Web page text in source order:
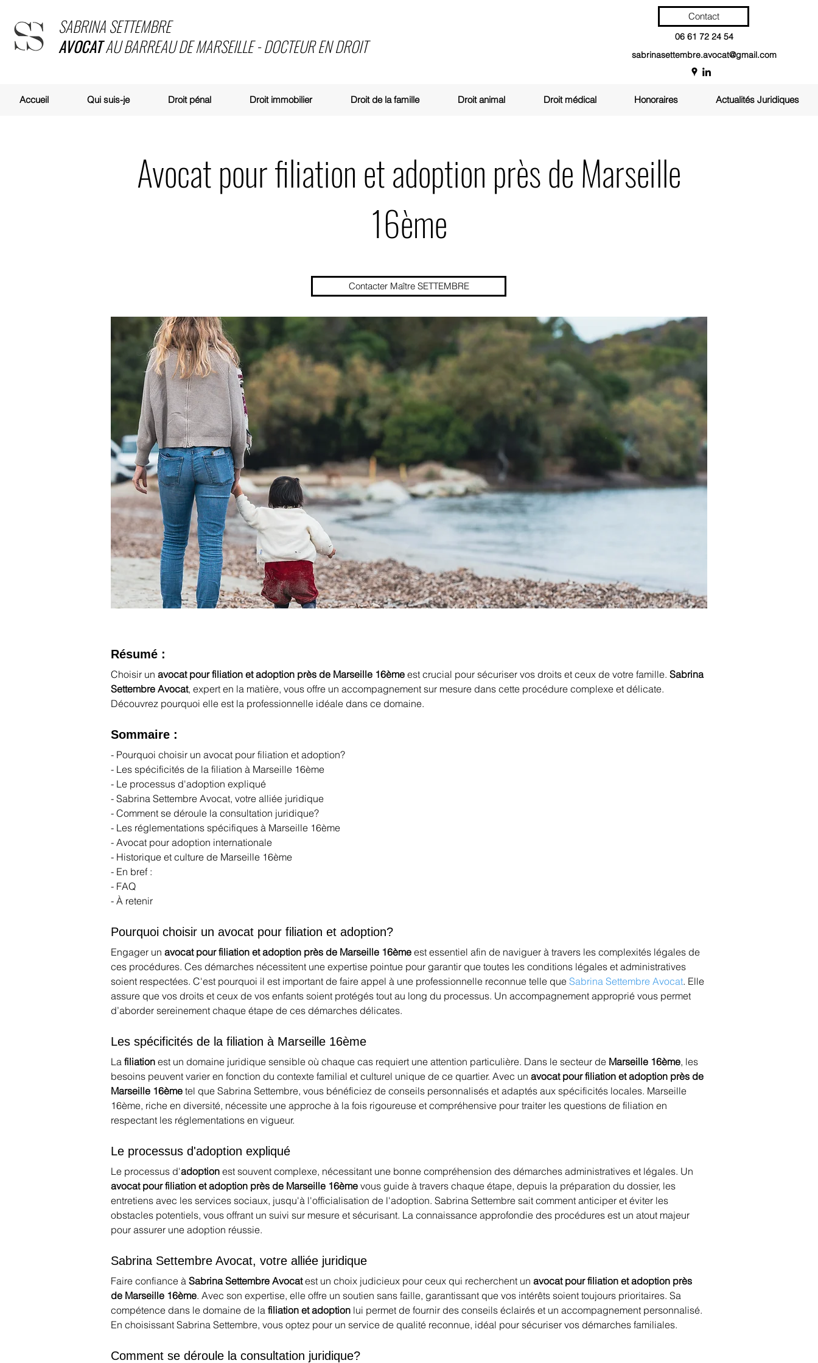
SABRINA SETTEMBRE
AVOCATAU BARREAU DE MARSEILLE - DOCTEUR EN DROIT
Contact
06 61 72 24 54
sabrinasettembre.avocat@gmail.com
Accueil Qui suis-je Droit pénal Droit immobilier Droit de la famille Droit animal Droit médical Honoraires Actualités Juridiques
Avocat pour filiation et adoption près de Marseille
16ème
Contacter Maître SETTEMBRE
Résumé :
Choisir un avocat pour filiation et adoption près de Marseille 16ème est crucial pour sécuriser vos droits et ceux de votre famille. Sabrina
Settembre Avocat, expert en la matière, vous offre un accompagnement sur mesure dans cette procédure complexe et délicate.
Découvrez pourquoi elle est la professionnelle idéale dans ce domaine.
Sommaire :
- Pourquoi choisir un avocat pour filiation et adoption?
- Les spécificités de la filiation à Marseille 16ème
- Le processus d'adoption expliqué
- Sabrina Settembre Avocat, votre alliée juridique
- Comment se déroule la consultation juridique?
- Les réglementations spécifiques à Marseille 16ème
- Avocat pour adoption internationale
- Historique et culture de Marseille 16ème
- En bref :
- FAQ
- À retenir
Pourquoi choisir un avocat pour filiation et adoption?
Engager un avocat pour filiation et adoption près de Marseille 16ème est essentiel afin de naviguer à travers les complexités légales de
ces procédures. Ces démarches nécessitent une expertise pointue pour garantir que toutes les conditions légales et administratives
soient respectées. C'est pourquoi il est important de faire appel à une professionnelle reconnue telle que Sabrina Settembre Avocat. Elle
assure que vos droits et ceux de vos enfants soient protégés tout au long du processus. Un accompagnement approprié vous permet
d’aborder sereinement chaque étape de ces démarches délicates.
Les spécificités de la filiation à Marseille 16ème
La filiation est un domaine juridique sensible où chaque cas requiert une attention particulière. Dans le secteur de Marseille 16ème, les
besoins peuvent varier en fonction du contexte familial et culturel unique de ce quartier. Avec un avocat pour filiation et adoption près de
Marseille 16ème tel que Sabrina Settembre, vous bénéficiez de conseils personnalisés et adaptés aux spécificités locales. Marseille
16ème, riche en diversité, nécessite une approche à la fois rigoureuse et compréhensive pour traiter les questions de filiation en
respectant les réglementations en vigueur.
Le processus d'adoption expliqué
Le processus d'adoption est souvent complexe, nécessitant une bonne compréhension des démarches administratives et légales. Un
avocat pour filiation et adoption près de Marseille 16ème vous guide à travers chaque étape, depuis la préparation du dossier, les
entretiens avec les services sociaux, jusqu'à l'officialisation de l'adoption. Sabrina Settembre sait comment anticiper et éviter les
obstacles potentiels, vous offrant un suivi sur mesure et sécurisant. La connaissance approfondie des procédures est un atout majeur
pour assurer une adoption réussie.
Sabrina Settembre Avocat, votre alliée juridique
Faire confiance à Sabrina Settembre Avocat est un choix judicieux pour ceux qui recherchent un avocat pour filiation et adoption près
de Marseille 16ème. Avec son expertise, elle offre un soutien sans faille, garantissant que vos intérêts soient toujours prioritaires. Sa
compétence dans le domaine de la filiation et adoption lui permet de fournir des conseils éclairés et un accompagnement personnalisé.
En choisissant Sabrina Settembre, vous optez pour un service de qualité reconnue, idéal pour sécuriser vos démarches familiales.
Comment se déroule la consultation juridique?